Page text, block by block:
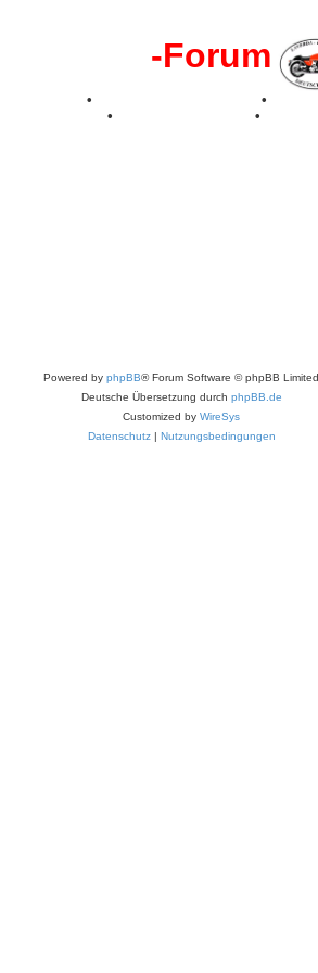
-Forum
• •
• •
Powered by phpBB® Forum Software © phpBB Limited
Deutsche Übersetzung durch phpBB.de
Customized by WireSys
Datenschutz| Nutzungsbedingungen